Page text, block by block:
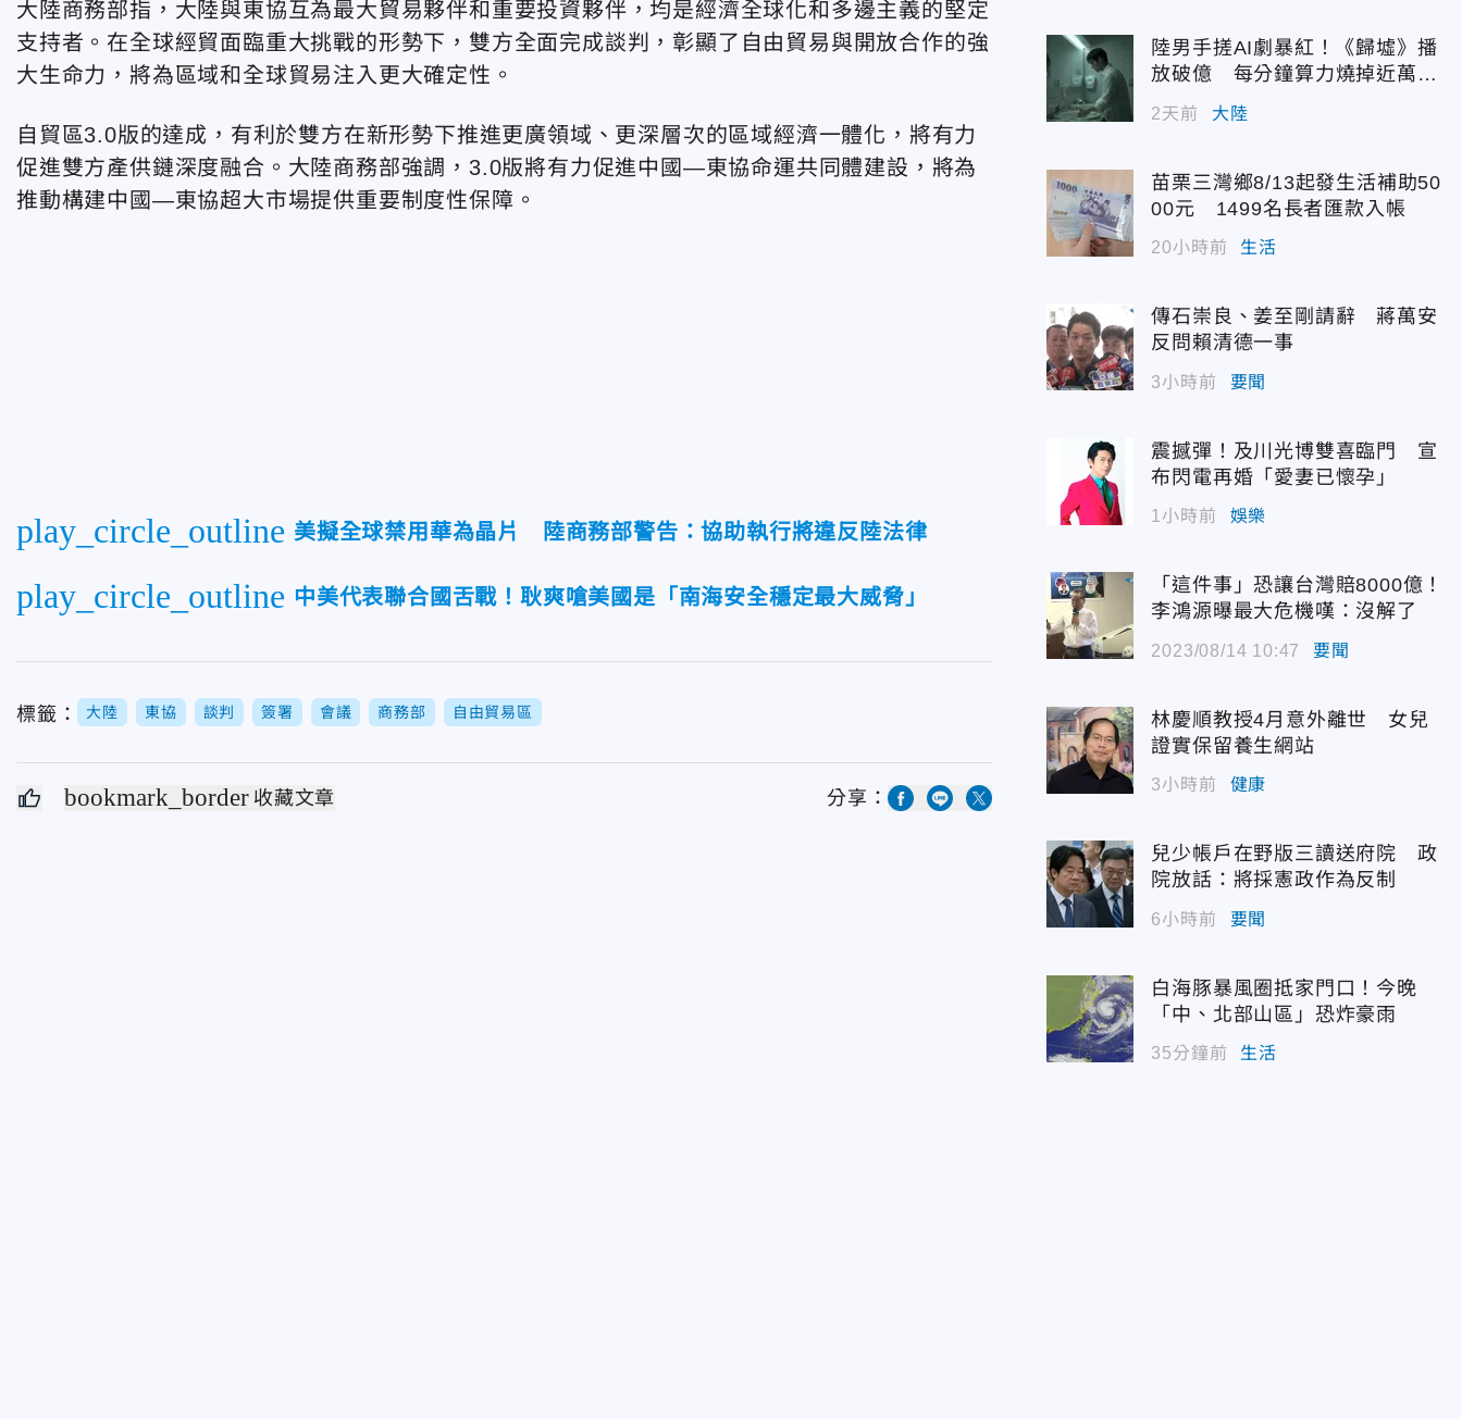
大陸商務部指，大陸與東協互為最大貿易夥伴和重要投資夥伴，均是經濟全球化和多邊主義的堅定
支持者。在全球經貿面臨重大挑戰的形勢下，雙方全面完成談判，彰顯了自由貿易與開放合作的強
大生命力，將為區域和全球貿易注入更大確定性。
自貿區3.0版的達成，有利於雙方在新形勢下推進更廣領域、更深層次的區域經濟一體化，將有力
促進雙方產供鏈深度融合。大陸商務部強調，3.0版將有力促進中國—東協命運共同體建設，將為
推動構建中國—東協超大市場提供重要制度性保障。
play_circle_outline 美擬全球禁用華為晶片 陸商務部警告：協助執行將違反陸法律
play_circle_outline 中美代表聯合國舌戰！耿爽嗆美國是「南海安全穩定最大威脅」
標籤： 大陸 東協 談判 簽署 會議 商務部 自由貿易區
bookmark_border 收藏文章 分享：
陸男手搓AI劇暴紅！《歸墟》播
放破億 每分鐘算力燒掉近萬台
2天前 大陸
苗栗三灣鄉8/13起發生活補助50
00元 1499名長者匯款入帳
20小時前 生活
傳石崇良、姜至剛請辭 蔣萬安
反問賴清德一事
3小時前 要聞
震撼彈！及川光博雙喜臨門 宣
布閃電再婚「愛妻已懷孕」
1小時前 娛樂
「這件事」恐讓台灣賠8000億！
李鴻源曝最大危機嘆：沒解了
2023/08/14 10:47 要聞
林慶順教授4月意外離世 女兒
證實保留養生網站
3小時前 健康
兒少帳戶在野版三讀送府院 政
院放話：將採憲政作為反制
6小時前 要聞
白海豚暴風圈抵家門口！今晚
「中、北部山區」恐炸豪雨
35分鐘前 生活